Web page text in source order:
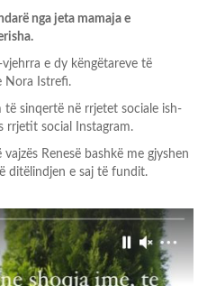
nga jeta mamaja e
e dy këngëtareve të
Nora Istrefi.
sinqertë në rrjetet sociale ish-
rrjetit social Instagram.
Renesë bashkë me gjyshen
ditëlindjen e saj të fundit.